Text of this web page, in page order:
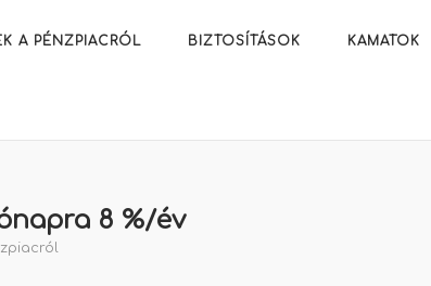
A PÉNZPIACRÓL BIZTOSÍTÁSOK KAMATOK
8 %/év